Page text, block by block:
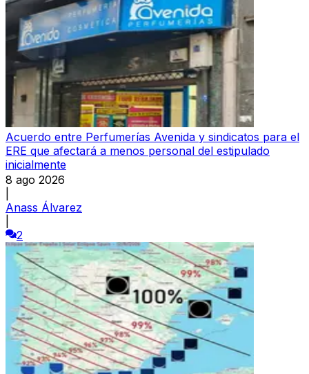
Acuerdo entre Perfumerías Avenida y sindicatos para el
ERE que afectará a menos personal del estipulado
inicialmente
8 ago 2026
Anass Álvarez
2